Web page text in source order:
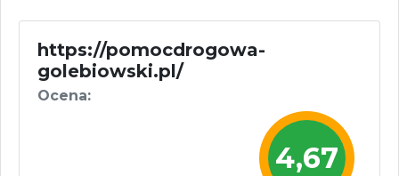
https://pomocdrogowa-
golebiowski.pl/
Ocena:
4,67